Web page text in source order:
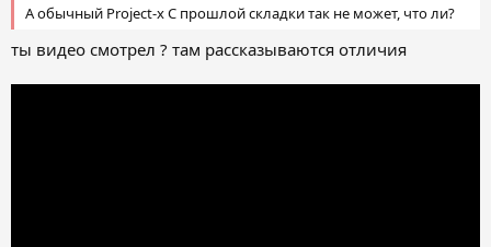
А обычный Project-x С прошлой складки так не может, что ли?
ты видео смотрел ? там рассказываются отличия